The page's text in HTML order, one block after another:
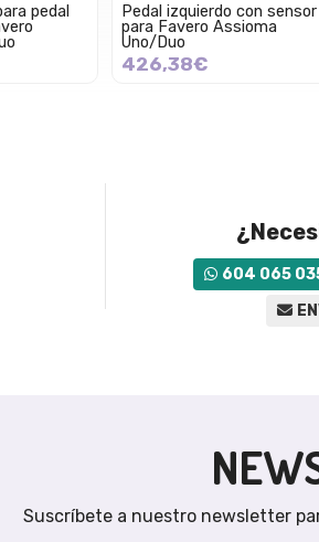
pedal
Pedal izquierdo con sensor
para Favero Assioma
Uno/Duo
426,38€
604 065
Suscríbete a nuestro newsletter